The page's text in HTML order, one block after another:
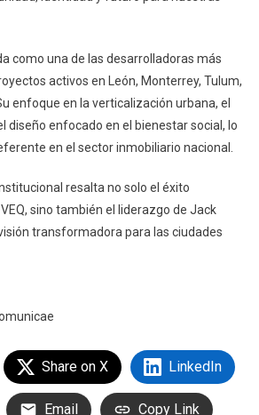
como una de las desarrolladoras más
activos en León, Monterrey, Tulum,
enfoque en la verticalización urbana, el
diseño enfocado en el bienestar social, lo
en el sector inmobiliario nacional.
resalta no solo el éxito
sino también el liderazgo de Jack
transformadora para las ciudades
Share on X LinkedIn
Email Copy Link